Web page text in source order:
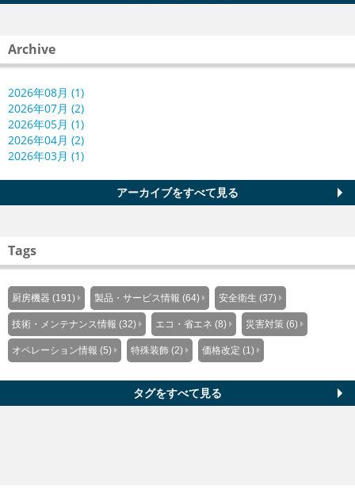
Archive
2026年08月 (1)
2026年07月 (2)
2026年05月 (1)
2026年04月 (2)
2026年03月 (1)
アーカイブをすべて見る
Tags
厨房機器 (191) 製品・サービス情報 (64) 安全衛生 (37)
技術・メンテナンス情報 (32) エコ・省エネ (8) 災害対策 (6)
オペレーション情報 (5) 特殊装飾 (2) 価格改定 (1)
タグをすべて見る